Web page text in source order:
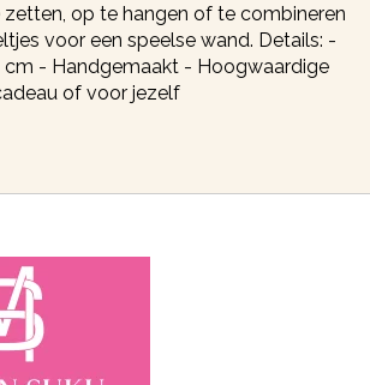
zetten, op te hangen of te combineren
voor een speelse wand. Details: -
cm - Handgemaakt - Hoogwaardige
of voor jezelf